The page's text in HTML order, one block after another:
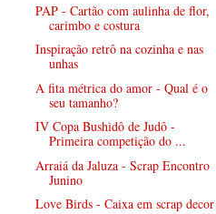
PAP - Cartão com aulinha de flor,
carimbo e costura
Inspiração retrô na cozinha e nas
unhas
A fita métrica do amor - Qual é o
seu tamanho?
IV Copa Bushidô de Judô -
Primeira competição do ...
Arraiá da Jaluza - Scrap Encontro
Junino
Love Birds - Caixa em scrap decor